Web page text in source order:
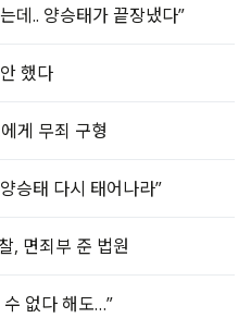
데.. 양승태가 끝장냈다”
했다
게 무죄 구형
승태 다시 태어나라”
, 면죄부 준 법원
없다 해도…”